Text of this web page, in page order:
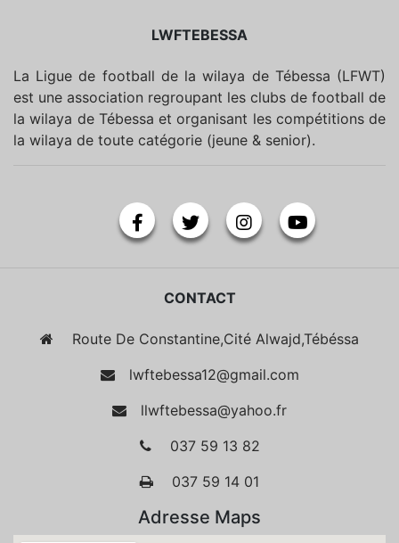
LWFTEBESSA
La Ligue de football de la wilaya de Tébessa (LFWT)
est une association regroupant les clubs de football de
la wilaya de Tébessa et organisant les compétitions de
la wilaya de toute catégorie (jeune & senior).
CONTACT
Route De Constantine,Cité Alwajd,Tébéssa
lwftebessa12@gmail.com
llwftebessa@yahoo.fr
037 59 13 82
037 59 14 01
Adresse Maps